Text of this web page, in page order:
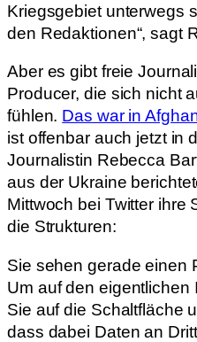
Kriegsgebiet unterwegs
den Redaktionen“, sagt
Aber es gibt freie
Producer, die sich nicht
fühlen. Das war in
ist offenbar auch jetzt in
Journalistin Rebecca
aus der Ukraine
Mittwoch bei Twitter ihre
die Strukturen:
Sie sehen gerade einen
Um auf den eigentlichen
Sie auf die Schaltfläche
dass dabei Daten an